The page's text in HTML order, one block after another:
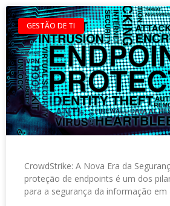
GESTÃO DE TI
CrowdStrike: A Nova Era da
proteção de endpoints é um dos
para a segurança da informação em